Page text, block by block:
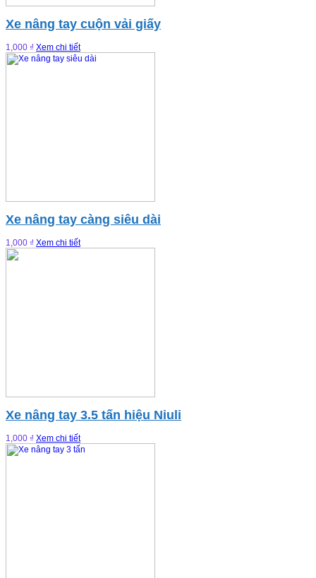
Xe nâng tay cuộn vải giấy
1,000 ₫ Xem chi tiết
Xe nâng tay càng siêu dài
1,000 ₫ Xem chi tiết
Xe nâng tay 3.5 tấn hiệu Niuli
1,000 ₫ Xem chi tiết